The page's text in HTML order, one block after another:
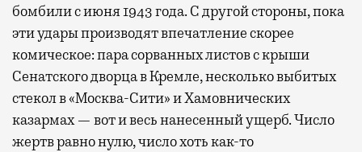
бомбили с июня 1943 года. С другой стороны, пока
эти удары производят впечатление скорее
комическое: пара сорванных листов с крыши
Сенатского дворца в Кремле, несколько выбитых
стекол в «Москва-Сити» и Хамовнических
казармах — вот и весь нанесенный ущерб. Число
жертв равно нулю, число хоть как-то